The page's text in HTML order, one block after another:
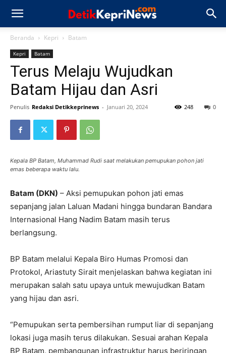
Beranda Kepri Batam
Kepri Batam
Terus Melaju Wujudkan
Batam Hijau dan Asri
Penulis Redaksi Detikkeprinews - Januari 20, 2024 0
248
Kepala BP Batam, Muhammad Rudi saat melakukan pemupukan pohon jati
emas beberapa waktu lalu.
Batam (DKN) – Aksi pemupukan pohon jati emas
sepanjang jalan Laluan Madani hingga bundaran Bandara
Internasional Hang Nadim Batam masih terus
berlangsung.
BP Batam melalui Kepala Biro Humas Promosi dan
Protokol, Ariastuty Sirait menjelaskan bahwa kegiatan ini
merupakan salah satu upaya untuk mewujudkan Batam
yang hijau dan asri.
“Pemupukan serta pembersihan rumput liar di sepanjang
lokasi juga masih terus dilakukan. Sesuai arahan Kepala
BP Batam, pembangunan infrastruktur harus beriringan